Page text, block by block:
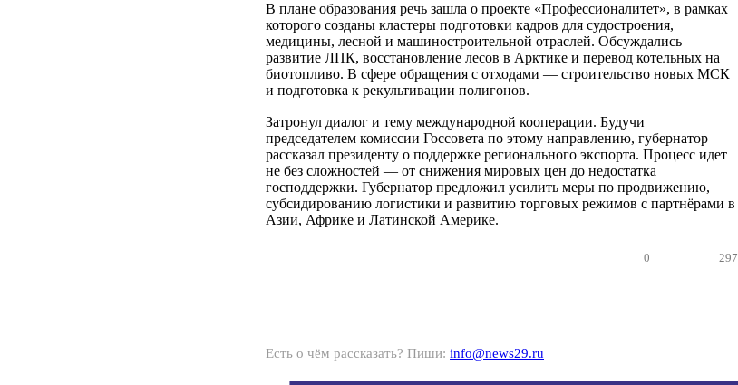
В плане образования речь зашла о проекте «Профессионалитет», в рамках
которого созданы кластеры подготовки кадров для судостроения,
медицины, лесной и машиностроительной отраслей. Обсуждались
развитие ЛПК, восстановление лесов в Арктике и перевод котельных на
биотопливо. В сфере обращения с отходами — строительство новых МСК
и подготовка к рекультивации полигонов.
Затронул диалог и тему международной кооперации. Будучи
председателем комиссии Госсовета по этому направлению, губернатор
рассказал президенту о поддержке регионального экспорта. Процесс идет
не без сложностей — от снижения мировых цен до недостатка
господдержки. Губернатор предложил усилить меры по продвижению,
субсидированию логистики и развитию торговых режимов с партнёрами в
Азии, Африке и Латинской Америке.
0 297
Есть о чём рассказать? Пиши: info@news29.ru